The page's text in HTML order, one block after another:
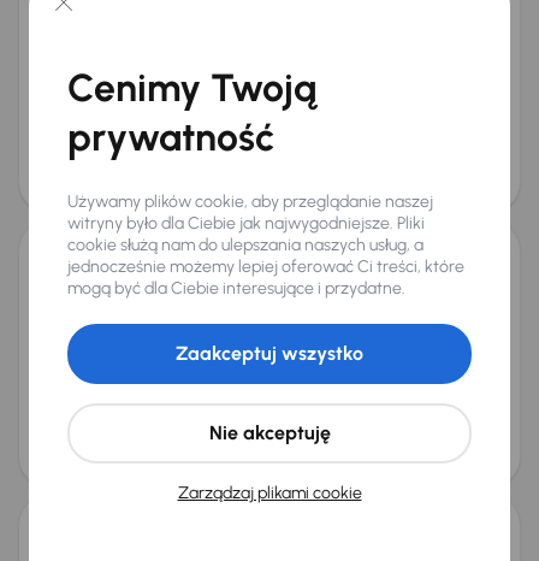
Miesięczna rata
od 179 zł
Najniższa cena z 30 dni przed
obniżką
Volvo V60
D3 2.0
Miesięczna rata
od 167 zł
Cena promocyjna
27 000 zł
Cena
28 000 zł
Taniej o 1 000 zł
Cenimy Twoją
prywatność
Używamy plików cookie, aby przeglądanie naszej
witryny było dla Ciebie jak najwygodniejsze. Pliki
cookie służą nam do ulepszania naszych usług, a
jednocześnie możemy lepiej oferować Ci treści, które
mogą być dla Ciebie interesujące i przydatne.
Zarządzaj plikami cookie
Nie akceptuję
Zaakceptuj wszystko